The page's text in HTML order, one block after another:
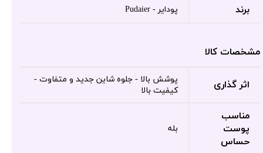
برند پودایر - Pudaier
مشخصات کالا
اثر گذاری
پوشش بالا - جلوه شاین جدید و متفاوت -
کیفیت بالا
مناسب
پوست
حساس
بله